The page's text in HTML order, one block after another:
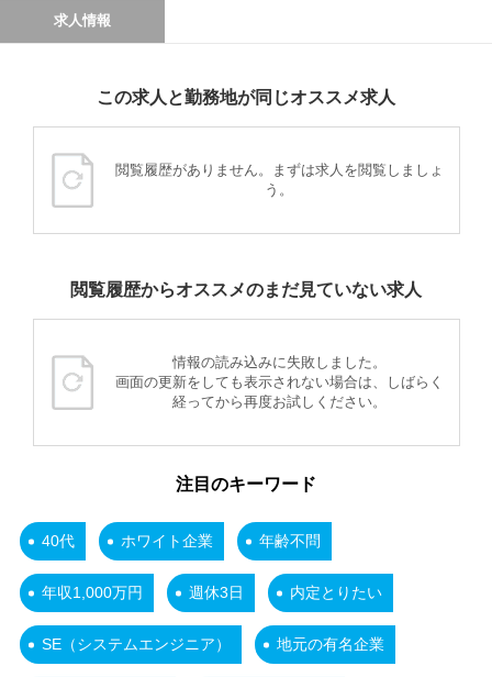
求人情報
この求人と勤務地が同じオススメ求人
閲覧履歴がありません。まずは求人を閲覧しましょ
う。
閲覧履歴からオススメのまだ見ていない求人
情報の読み込みに失敗しました。
画面の更新をしても表示されない場合は、しばらく
経ってから再度お試しください。
注目のキーワード
40代 ホワイト企業 年齢不問
年収1,000万円 週休3日 内定とりたい
SE（システムエンジニア） 地元の有名企業